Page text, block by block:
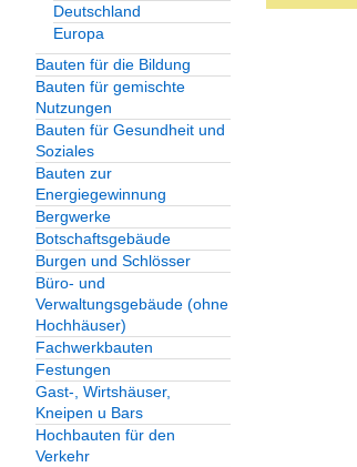
Deutschland
Europa
Bauten für die Bildung
Bauten für gemischte
Nutzungen
Bauten für Gesundheit und
Soziales
Bauten zur
Energiegewinnung
Bergwerke
Botschaftsgebäude
Burgen und Schlösser
Büro- und
Verwaltungsgebäude (ohne
Hochhäuser)
Fachwerkbauten
Festungen
Gast-, Wirtshäuser,
Kneipen u Bars
Hochbauten für den
Verkehr